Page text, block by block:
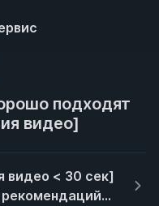
подходят
видео]
видео < 30 сек]